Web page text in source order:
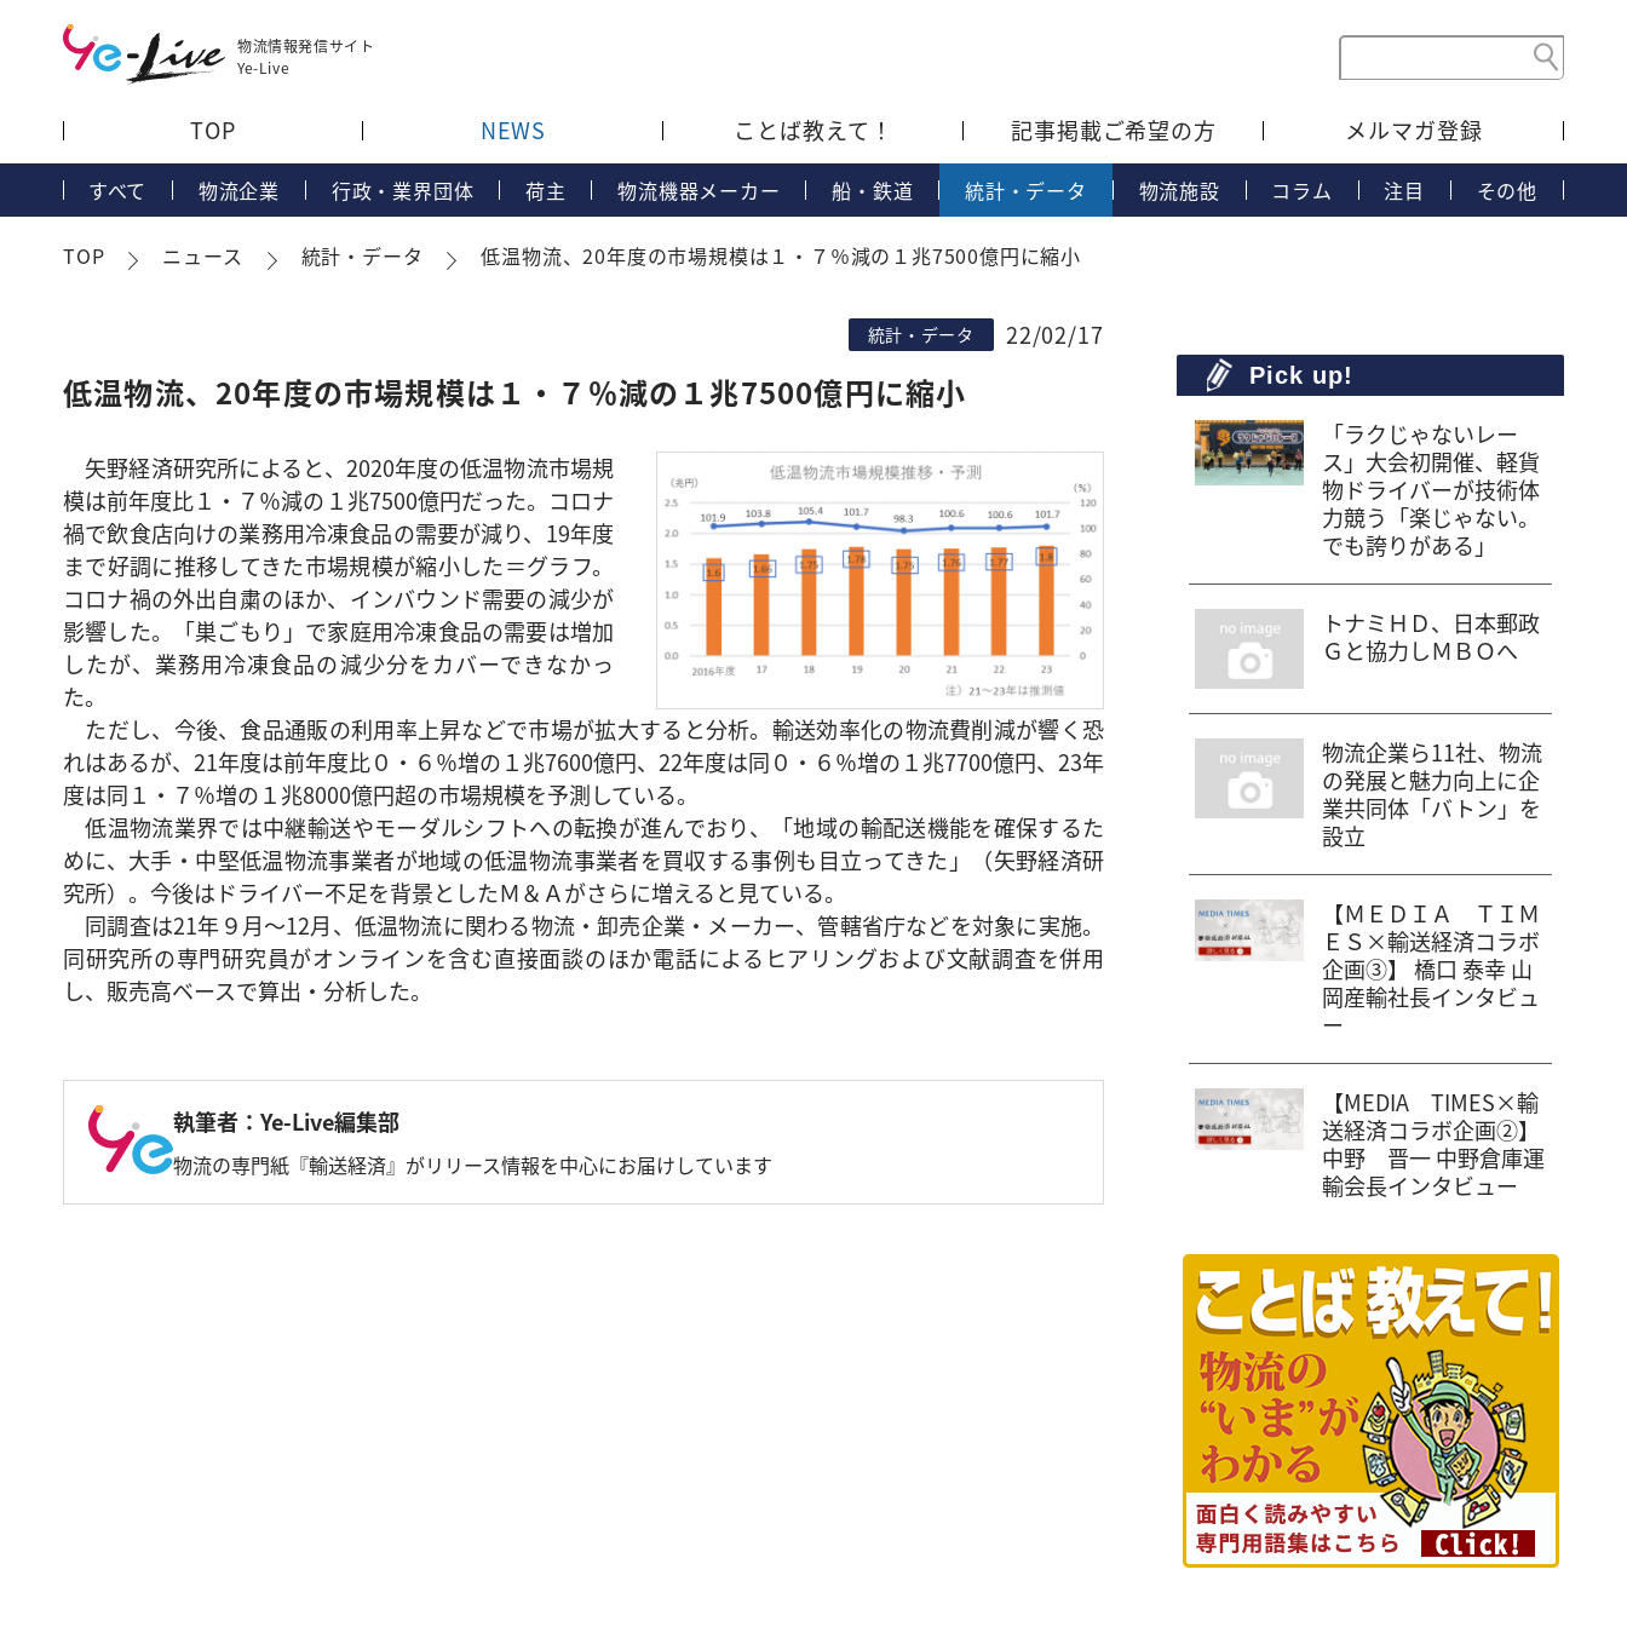
物流情報発信サイト
Ye-Live
TOP NEWS ことば教えて！ 記事掲載ご希望の方 メルマガ登録
すべて 物流企業 行政・業界団体 荷主 物流機器メーカー 船・鉄道 統計・データ 物流施設 コラム 注目 その他
TOP ニュース 統計・データ 低温物流、20年度の市場規模は１・７％減の１兆7500億円に縮小
統計・データ 22/02/17
低温物流、20年度の市場規模は１・７％減の１兆7500億円に縮小
矢野経済研究所によると、2020年度の低温物流市場規
模は前年度比１・７％減の１兆7500億円だった。コロナ
禍で飲食店向けの業務用冷凍食品の需要が減り、19年度
まで好調に推移してきた市場規模が縮小した＝グラフ。
コロナ禍の外出自粛のほか、インバウンド需要の減少が
影響した。「巣ごもり」で家庭用冷凍食品の需要は増加
したが、業務用冷凍食品の減少分をカバーできなかっ
た。
ただし、今後、食品通販の利用率上昇などで市場が拡大すると分析。輸送効率化の物流費削減が響く恐
れはあるが、21年度は前年度比０・６％増の１兆7600億円、22年度は同０・６％増の１兆7700億円、23年
度は同１・７％増の１兆8000億円超の市場規模を予測している。
低温物流業界では中継輸送やモーダルシフトへの転換が進んでおり、「地域の輸配送機能を確保するた
めに、大手・中堅低温物流事業者が地域の低温物流事業者を買収する事例も目立ってきた」（矢野経済研
究所）。今後はドライバー不足を背景としたＭ＆Ａがさらに増えると見ている。
同調査は21年９月～12月、低温物流に関わる物流・卸売企業・メーカー、管轄省庁などを対象に実施。
同研究所の専門研究員がオンラインを含む直接面談のほか電話によるヒアリングおよび文献調査を併用
し、販売高ベースで算出・分析した。
執筆者：Ye-Live編集部
物流の専門紙『輸送経済』がリリース情報を中心にお届けしています
Pick up!
「ラクじゃないレー
ス」大会初開催、軽貨
物ドライバーが技術体
力競う「楽じゃない。
でも誇りがある」
トナミＨＤ、日本郵政
Ｇと協力しＭＢＯへ
物流企業ら11社、物流
の発展と魅力向上に企
業共同体「バトン」を
設立
【ＭＥＤＩＡ ＴＩＭ
ＥＳ×輸送経済コラボ
企画③】 橋口 泰幸 山
岡産輸社長インタビュ
ー
【MEDIA TIMES×輸
送経済コラボ企画②】
中野 晋一 中野倉庫運
輸会長インタビュー